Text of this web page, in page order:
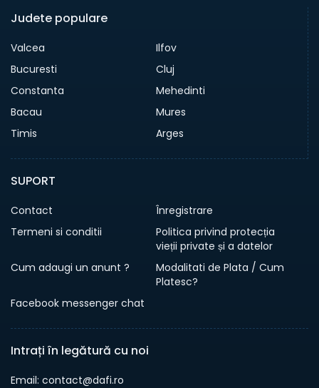
Judete populare
Valcea
Ilfov
Bucuresti
Cluj
Constanta
Mehedinti
Bacau
Mures
Timis
Arges
SUPORT
Contact
Înregistrare
Termeni si conditii
Politica privind protecția
vieții private și a datelor
Cum adaugi un anunt ?
Modalitati de Plata / Cum
Platesc?
Facebook messenger chat
Intrați în legătură cu noi
Email: contact@dafi.ro